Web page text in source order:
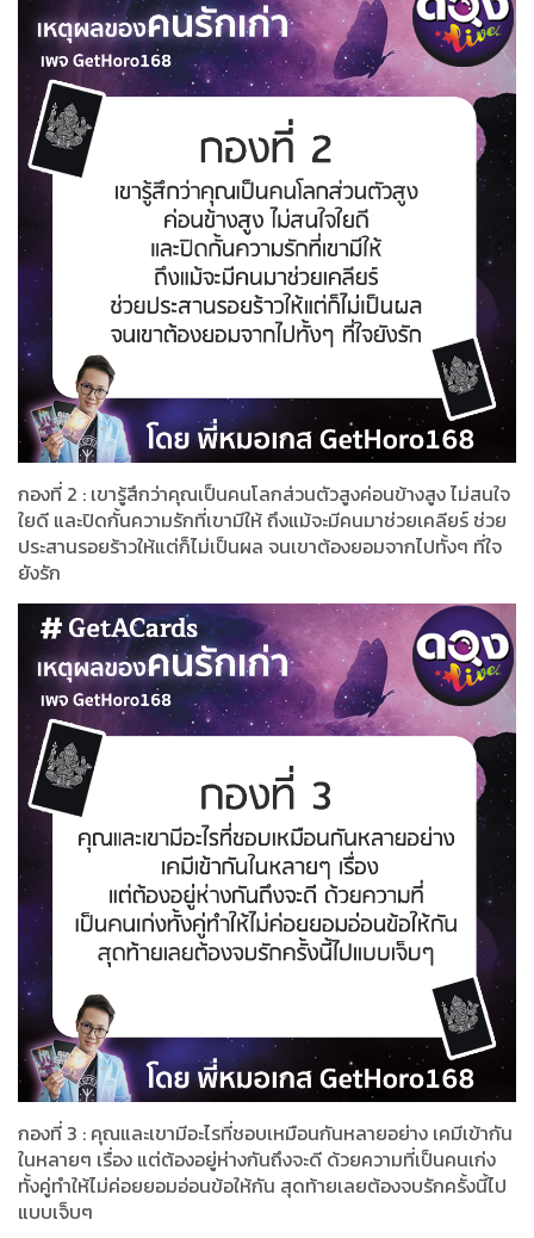
กองที่ 2 : เขารู้สึกว่า​คุณ​เป็น​คนโลกส่วนตัว​สูง​ค่อนข้าง​สูง ไม่​สนใจ
ใยดี และปิดกั้น​ความรักที่เขามีให้ ถึงแม้จะมีคนมาช่วยเคลียร์​ ช่วย
ประสานรอยร้าว​ให้แต่ก็ไม่เป็น​ผล จนเขาต้องยอมจากไปทั้งๆ ที่ใจ
ยังรัก
กองที่ 3 : คุณ​และ​เขามีอะไรที่ชอบเหมือนกันหลายอย่าง เคมีเข้ากัน
ในหลายๆ เรื่อง แต่ต้องอยู่ห่าง​กันถึงจะดี ด้วยความที่เป็น​คนเก่ง
ทั้งคู่​ทำให้ไม่ค่อยยอมอ่อนข้อให้กัน สุดท้ายเลยต้องจบรักครั้งนี้​ไป
แบบเจ็บๆ